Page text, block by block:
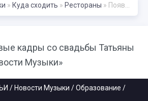
» Куда сходить » Рестораны » Появились первые кадры со свадьбы Татьяны Булановой - «Новости Музыки»
кадры со свадьбы Татьяны
Музыки»
/ Новости Музыки / Образование /